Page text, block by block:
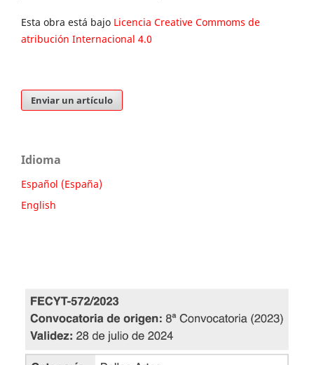
Esta obra está bajo Licencia Creative Commoms de
atribución Internacional 4.0
Enviar un artículo
Idioma
Español (España)
English